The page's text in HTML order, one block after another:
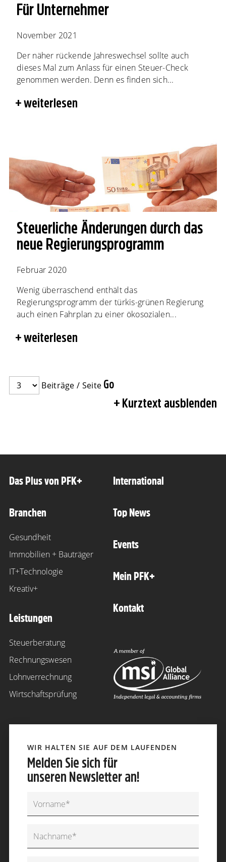
Für Unternehmer
November 2021
Der näher rückende Jahreswechsel sollte auch
dieses Mal zum Anlass für einen Steuer-Check
genommen werden. Denn es finden sich...
weiterlesen
Steuerliche Änderungen durch das
neue Regierungsprogramm
Februar 2020
Wenig überraschend enthält das
Regierungsprogramm der türkis-grünen Regierung
auch einen Fahrplan zu einer ökosozialen...
weiterlesen
Beiträge / Seite
Kurztext ausblenden
Das Plus von PFK+
Branchen
Gesundheit
Immobilien + Bauträger
IT+Technologie
Kreativ+
Leistungen
Steuerberatung
Rechnungswesen
Lohnverrechnung
Wirtschaftsprüfung
International
Top News
Events
Mein PFK+
Kontakt
WIR HALTEN SIE AUF DEM LAUFENDEN
Melden Sie sich für
unseren Newsletter an!